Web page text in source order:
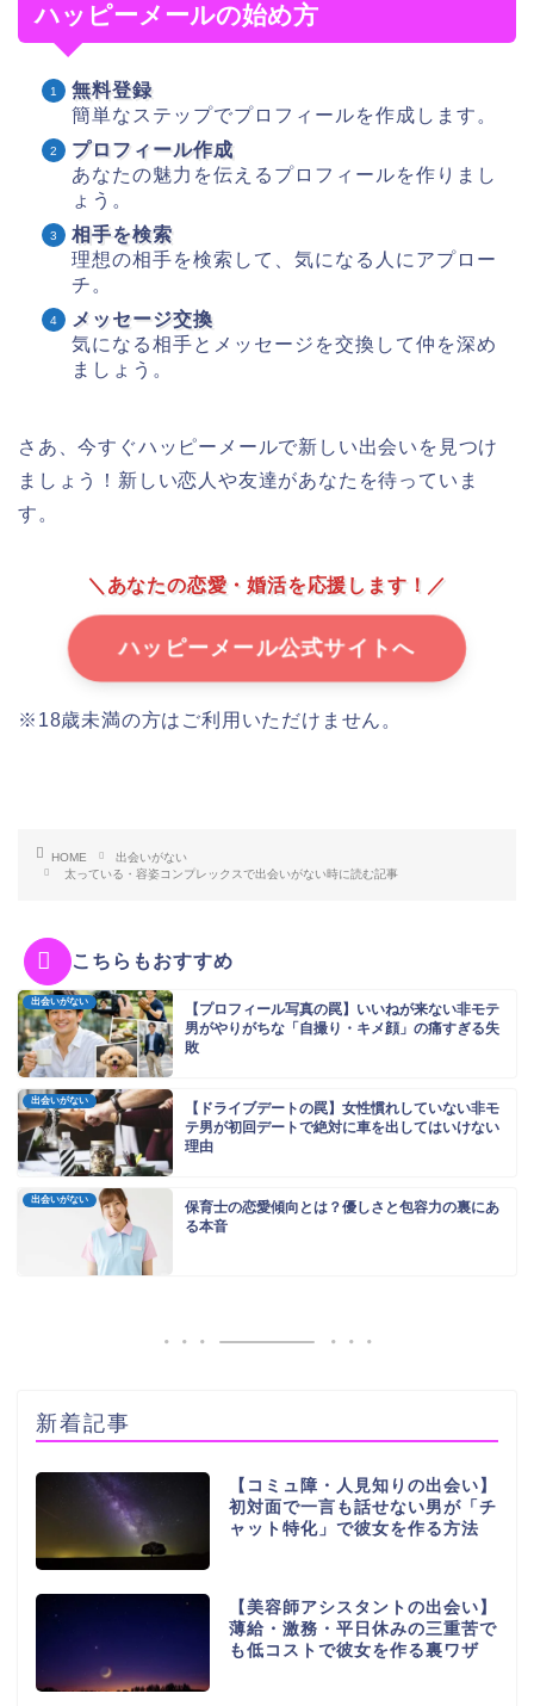
ハッピーメールの始め方
無料登録
簡単なステップでプロフィールを作成します。
プロフィール作成
あなたの魅力を伝えるプロフィールを作りまし
ょう。
相手を検索
理想の相手を検索して、気になる人にアプロー
チ。
メッセージ交換
気になる相手とメッセージを交換して仲を深め
ましょう。
さあ、今すぐハッピーメールで新しい出会いを見つけ
ましょう！新しい恋人や友達があなたを待っていま
す。
＼あなたの恋愛・婚活を応援します！／
ハッピーメール公式サイトへ
※18歳未満の方はご利用いただけません。
HOME
出会いがない
太っている・容姿コンプレックスで出会いがない時に読む記事
こちらもおすすめ
出会いがない
【プロフィール写真の罠】いいねが来ない非モテ
男がやりがちな「自撮り・キメ顔」の痛すぎる失
敗
出会いがない
【ドライブデートの罠】女性慣れしていない非モ
テ男が初回デートで絶対に車を出してはいけない
理由
出会いがない
保育士の恋愛傾向とは？優しさと包容力の裏にあ
る本音
新着記事
【コミュ障・人見知りの出会い】
初対面で一言も話せない男が「チ
ャット特化」で彼女を作る方法
【美容師アシスタントの出会い】
薄給・激務・平日休みの三重苦で
も低コストで彼女を作る裏ワザ